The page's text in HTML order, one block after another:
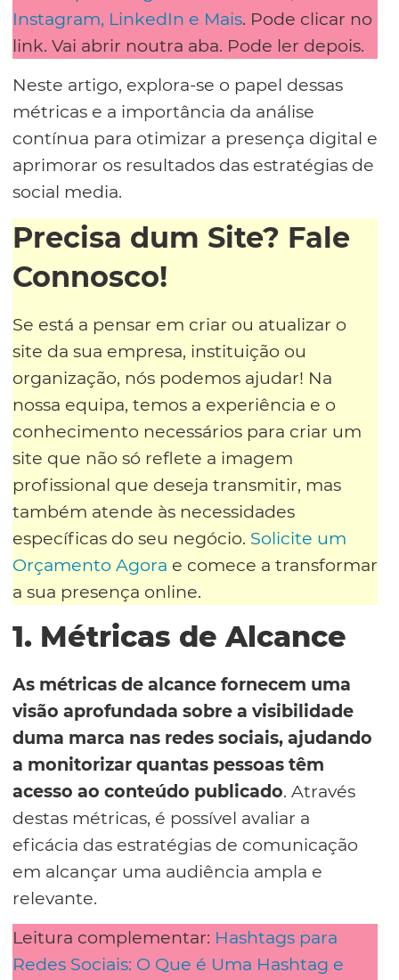
Instagram, LinkedIn e Mais. Pode clicar no
link. Vai abrir noutra aba. Pode ler depois.
Neste artigo, explora-se o papel dessas
métricas e a importância da análise
contínua para otimizar a presença digital e
aprimorar os resultados das estratégias de
social media.
Precisa dum Site? Fale
Connosco!
Se está a pensar em criar ou atualizar o
site da sua empresa, instituição ou
organização, nós podemos ajudar! Na
nossa equipa, temos a experiência e o
conhecimento necessários para criar um
site que não só reflete a imagem
profissional que deseja transmitir, mas
também atende às necessidades
específicas do seu negócio. Solicite um
Orçamento Agora e comece a transformar
a sua presença online.
1. Métricas de Alcance
As métricas de alcance fornecem uma
visão aprofundada sobre a visibilidade
duma marca nas redes sociais, ajudando
a monitorizar quantas pessoas têm
acesso ao conteúdo publicado. Através
destas métricas, é possível avaliar a
eficácia das estratégias de comunicação
em alcançar uma audiência ampla e
relevante.
Leitura complementar: Hashtags para
Redes Sociais: O Que é Uma Hashtag e